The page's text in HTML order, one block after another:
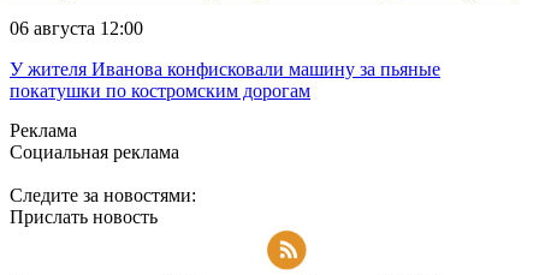
06 августа 12:00
У жителя Иванова конфисковали машину за пьяные
покатушки по костромским дорогам
Реклама
Социальная реклама
Следите за новостями:
Прислать новость